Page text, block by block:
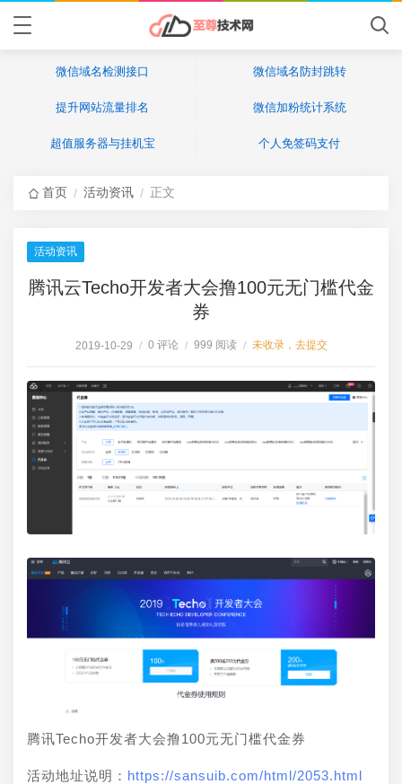
微信域名检测接口 微信域名防封跳转
提升网站流量排名 微信加粉统计系统
超值服务器与挂机宝 个人免签码支付
首页 / 活动资讯 / 正文
活动资讯
腾讯云Techo开发者大会撸100元无门槛代金
券
2019-10-29 / 0 评论 / 999 阅读 / 未收录，去提交
腾讯Techo开发者大会撸100元无门槛代金券
活动地址说明： https://sansuib.com/html/2053.html